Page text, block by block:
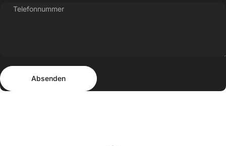
Telefonnummer
Absenden
Absenden